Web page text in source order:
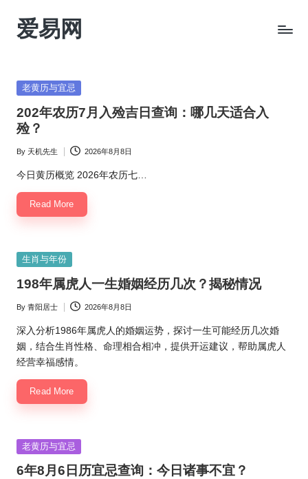
Skip爱易网
阳
历
转
农
历
历
查
Posted
老黄历与宜忌
202年农历7月入殓吉日查询：哪几天适合入
殓？
Posted
by
By 天机先生 2026年8月8日
今日黄历概览 2026年农历七…
Read More
Posted
生肖与年份
198年属虎人一生婚姻经历几次？揭秘情况
Posted
by
By 青阳居士 2026年8月8日
深入分析1986年属虎人的婚姻运势，探讨一生可能经历几次婚
姻，结合生肖性格、命理相合相冲，提供开运建议，帮助属虎人
经营幸福感情。
Read More
Posted
老黄历与宜忌
6年8月6日历宜忌查询：今日诸事不宜？